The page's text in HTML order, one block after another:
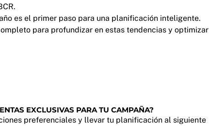
es el primer paso para una planificación inteligente.
para profundizar en estas tendencias y optimizar
EXCLUSIVAS PARA TU CAMPAÑA?
preferenciales y llevar tu planificación al siguiente